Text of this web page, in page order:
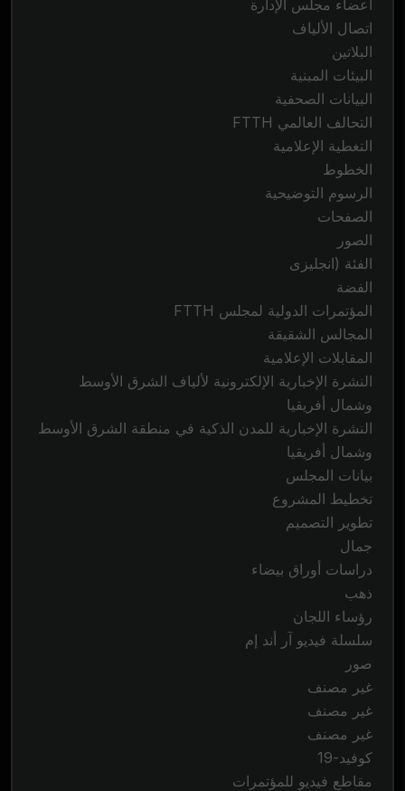
أعضاء مجلس الإدارة
اتصال الألياف
البلاتين
البيئات المبنية
البيانات الصحفية
التحالف العالمي FTTH
التغطية الإعلامية
الخطوط
الرسوم التوضيحية
الصفحات
الصور
الفئة (انجليزى
الفضة
المؤتمرات الدولية لمجلس FTTH
المجالس الشقيقة
المقابلات الإعلامية
النشرة الإخبارية الإلكترونية لألياف الشرق الأوسط
وشمال أفريقيا
النشرة الإخبارية للمدن الذكية في منطقة الشرق الأوسط
وشمال أفريقيا
بيانات المجلس
تخطيط المشروع
تطوير التصميم
جمال
دراسات أوراق بيضاء
ذهب
رؤساء اللجان
سلسلة فيديو آر أند إم
صور
غير مصنف
غير مصنف
غير مصنف
كوفيد-19
مقاطع فيديو للمؤتمرات